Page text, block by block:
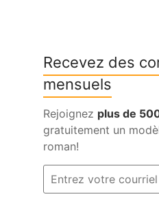
Recevez des
mensuels
Rejoignez plus de
gratuitement un
roman!